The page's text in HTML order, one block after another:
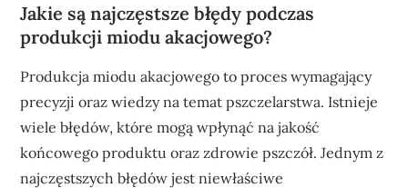
Jakie są najczęstsze błędy podczas
produkcji miodu akacjowego?
Produkcja miodu akacjowego to proces wymagający
precyzji oraz wiedzy na temat pszczelarstwa. Istnieje
wiele błędów, które mogą wpłynąć na jakość
końcowego produktu oraz zdrowie pszczół. Jednym z
najczęstszych błędów jest niewłaściwe